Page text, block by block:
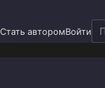
Стать авторомВойти